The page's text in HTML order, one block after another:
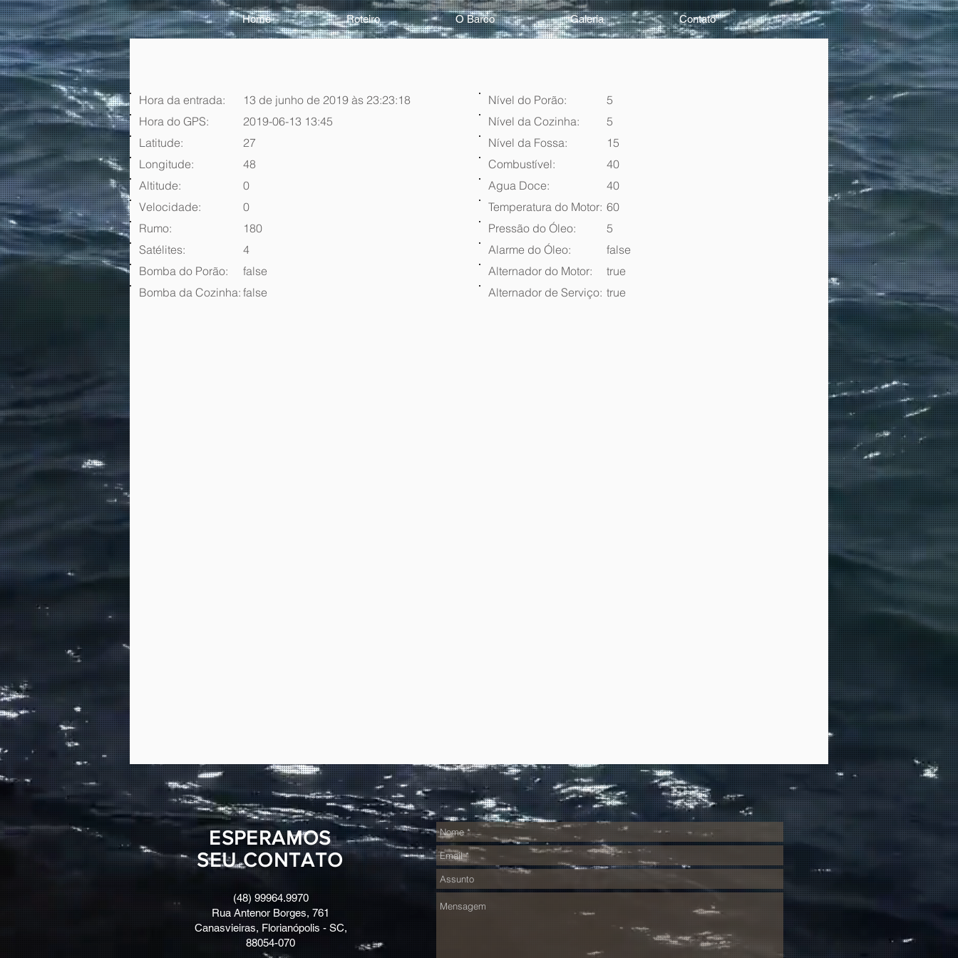
Home Roteiro O Barco Galeria Contato
Hora da entrada:
13 de junho de 2019 às 23:23:18
Hora do GPS:
2019-06-13 13:45
Latitude:
27
Longitude:
48
Altitude:
0
Velocidade:
0
Rumo:
180
Satélites:
4
Bomba do Porão:
false
Bomba da Cozinha: false
Nível do Porão:
5
Nível da Cozinha:
5
Nível da Fossa:
15
Combustível:
40
Agua Doce:
40
Temperatura do Motor: 60
Pressão do Óleo:
5
Alarme do Óleo:
false
Alternador do Motor:
true
Alternador de Serviço: true
ESPERAMOS
SEU CONTATO
(48) 99964.9970
Rua Antenor Borges, 761
Canasvieiras, Florianópolis - SC,
88054-070